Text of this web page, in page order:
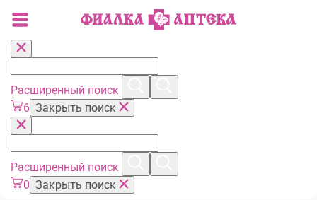
Расширенный поиск
6 Закрыть поиск
Расширенный поиск
0 Закрыть поиск